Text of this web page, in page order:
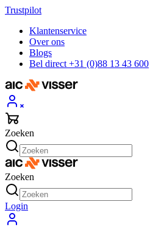
Trustpilot
Klantenservice
Over ons
Blogs
Bel direct +31 (0)88 13 43 600
Zoeken
Zoeken
Login